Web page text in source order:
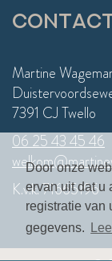
Door onze
ervan uit dat u
registratie van
gegevens.
Martine
7391 CJ Twello
06 25 43 45 46
K.v.k. 71665196